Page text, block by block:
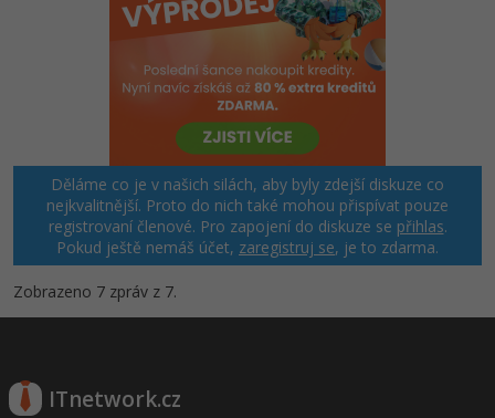
Děláme co je v našich silách, aby byly zdejší diskuze co
nejkvalitnější. Proto do nich také mohou přispívat pouze
registrovaní členové. Pro zapojení do diskuze se přihlas.
Pokud ještě nemáš účet, zaregistruj se, je to zdarma.
Zobrazeno 7 zpráv z 7.
ITnetwork.cz